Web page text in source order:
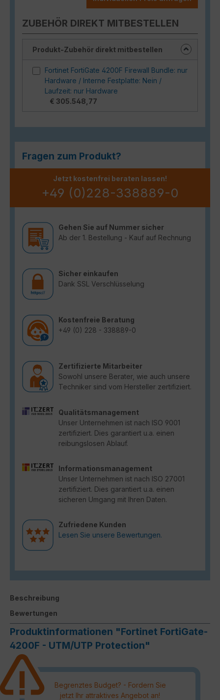
ZUBEHÖR DIREKT MITBESTELLEN
Produkt-Zubehör direkt mitbestellen
Fortinet FortiGate 4200F Firewall Bundle: nur
Hardware / Interne Festplatte: Nein /
Laufzeit: nur Hardware
€ 305.548,77
Fragen zum Produkt?
Jetzt kostenfrei beraten lassen!
+49 (0)228-338889-0
Gehen Sie auf Nummer sicher
Ab der 1. Bestellung - Kauf auf Rechnung
Sicher einkaufen
Dank SSL Verschlüsselung
Kostenfreie Beratung
+49 (0) 228 - 338889-0
Zertifizierte Mitarbeiter
Sowohl unsere Berater, wie auch unsere
Techniker sind vom Hersteller zertifiziert.
Qualitätsmanagement
Unser Unternehmen ist nach ISO 9001
zertifiziert. Dies garantiert u.a. einen
reibungslosen Ablauf.
Informationsmanagement
Unser Unternehmen ist nach ISO 27001
zertifiziert. Dies garantiert u.a. einen
sicheren Umgang mit Ihren Daten.
Zufriedene Kunden
Lesen Sie unsere Bewertungen.
Beschreibung
Bewertungen
Produktinformationen "Fortinet FortiGate-
4200F - UTM/UTP Protection"
Begrenztes Budget? - Fordern Sie
jetzt Ihr attraktives Angebot an!